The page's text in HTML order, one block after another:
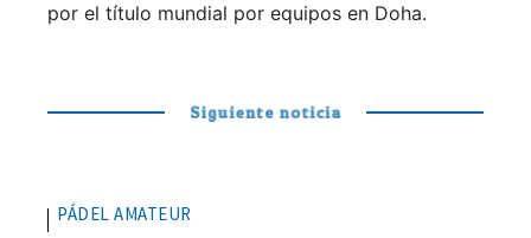
por el título mundial por equipos en Doha.
Siguiente noticia
PÁDEL AMATEUR